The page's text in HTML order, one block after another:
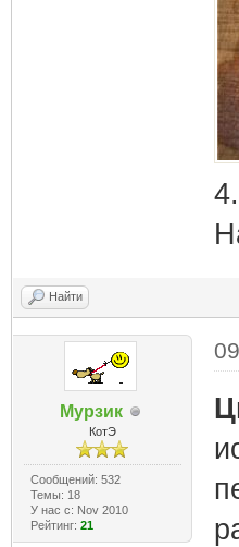
Найти
Мурзик
КотЭ
Сообщений: 532
Темы: 18
У нас с: Nov 2010
Рейтинг: 21